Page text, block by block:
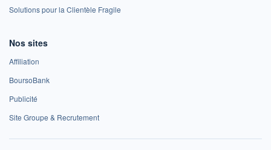
Solutions pour la Clientèle Fragile
Nos sites
Affiliation
BoursoBank
Publicité
Site Groupe & Recrutement